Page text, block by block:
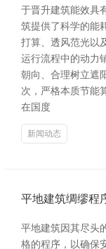
于晋升建筑能效具
筑提供了科学的能
打算、透风范光以
运行流程中的动力
朝向、合理树立遮
次，严格本质节能
在国度
新闻动态
平地建筑绸缪程
平地建筑因其尽头
格的程序，以确保